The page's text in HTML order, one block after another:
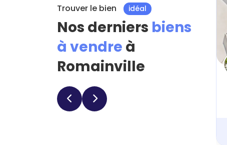
Trouver le bien idéal
Nos derniers biens
à vendre à
Romainville